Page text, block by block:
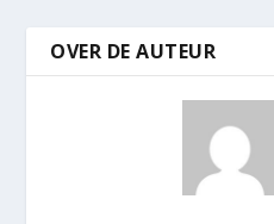
OVER DE AUTEUR